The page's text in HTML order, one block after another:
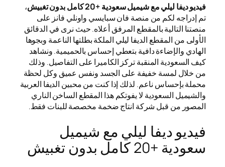
فيديو ديفا ليلي مع شيميل سعودية +20 كامل بدون تغبيش
،
تم إدراجه لكم من منصة فان سبايسي واونلي فانز على
منصتنا التالية بالمقطع المرفق أعلاه. حيث نرى في الدقائق
الأولى من المقطع الديفا ليلي الملكة بطلتها الناعمة وبجوها
الهادي والإضاءة دافية بتعطي إحساس بالحميمية. ونشاهد
كيف السعودية المنقبة تركز الكاميرا على التفاصيل. وذلك
من خلال لمسة خفيفة على الجسد ونفس عميق وكل لحظة
محملة بإحساس ناعم. لذلك إذا كنت من محبين الديفا العربية
والشيميل السعودية لا يفوتكم هذا المقطع الساخن الناري
المصور من قبل شركة انتاج ضخمة مخصصة للبنات فقط.
فيديو ديفا ليلي مع شيميل
سعودية +20 كامل بدون تغبيش